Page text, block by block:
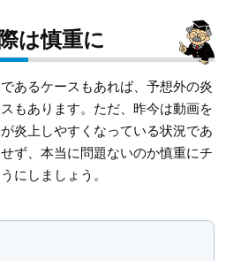
は慎重に
あるケースもあれば、予想外の炎
もあります。ただ、昨今は動画を
炎上しやすくなっている状況であ
ず、本当に問題ないのか慎重にチ
にしましょう。